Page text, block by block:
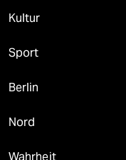
Kultur
Sport
Berlin
Nord
Wahrheit